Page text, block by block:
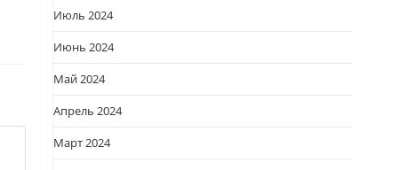
Июль 2024
Июнь 2024
Май 2024
Апрель 2024
Март 2024